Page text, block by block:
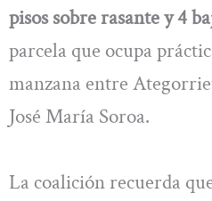
pisos sobre rasante y 4
parcela que ocupa
manzana entre
José María Soroa.
La coalición recuerda